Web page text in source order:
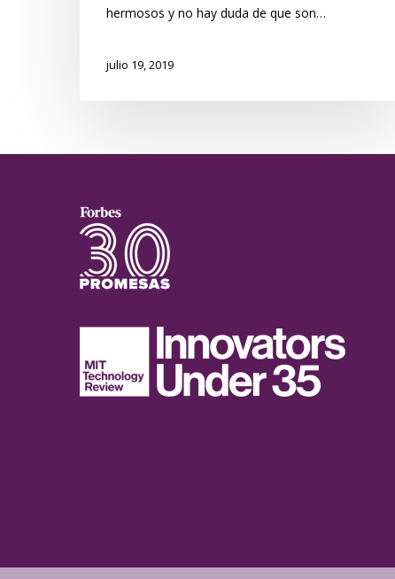
hermosos y no hay duda de que son…
julio 19, 2019